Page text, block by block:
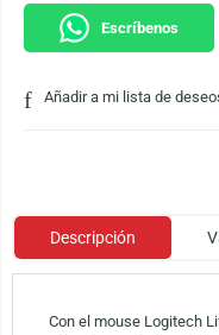
Escríbenos
Añadir a mi lista de
Descripción
Con el mouse Logitech